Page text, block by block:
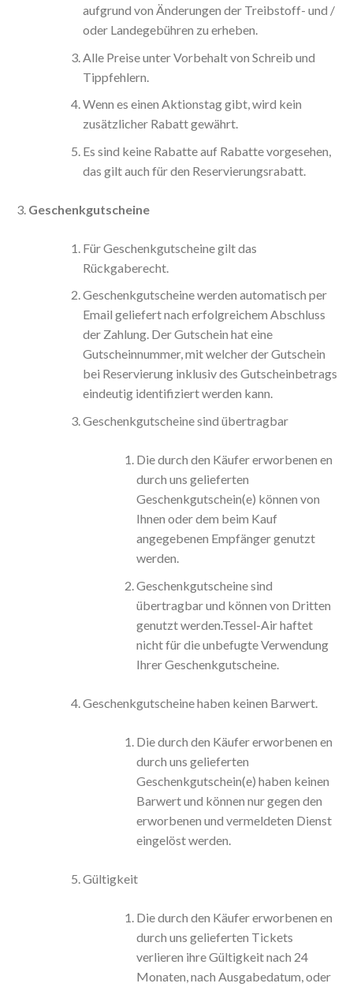
aufgrund von Änderungen der Treibstoff- und /
oder Landegebühren zu erheben.
Alle Preise unter Vorbehalt von Schreib und
Tippfehlern.
Wenn es einen Aktionstag gibt, wird kein
zusätzlicher Rabatt gewährt.
Es sind keine Rabatte auf Rabatte vorgesehen,
das gilt auch für den Reservierungsrabatt.
Geschenkgutscheine
Für Geschenkgutscheine gilt das
Rückgaberecht.
Geschenkgutscheine werden automatisch per
Email geliefert nach erfolgreichem Abschluss
der Zahlung. Der Gutschein hat eine
Gutscheinnummer, mit welcher der Gutschein
bei Reservierung inklusiv des Gutscheinbetrags
eindeutig identifiziert werden kann.
Geschenkgutscheine sind übertragbar
Die durch den Käufer erworbenen en
durch uns gelieferten
Geschenkgutschein(e) können von
Ihnen oder dem beim Kauf
angegebenen Empfänger genutzt
werden.
Geschenkgutscheine sind
übertragbar und können von Dritten
genutzt werden.Tessel-Air haftet
nicht für die unbefugte Verwendung
Ihrer Geschenkgutscheine.
Geschenkgutscheine haben keinen Barwert.
Die durch den Käufer erworbenen en
durch uns gelieferten
Geschenkgutschein(e) haben keinen
Barwert und können nur gegen den
erworbenen und vermeldeten Dienst
eingelöst werden.
Gültigkeit
Die durch den Käufer erworbenen en
durch uns gelieferten Tickets
verlieren ihre Gültigkeit nach 24
Monaten, nach Ausgabedatum, oder